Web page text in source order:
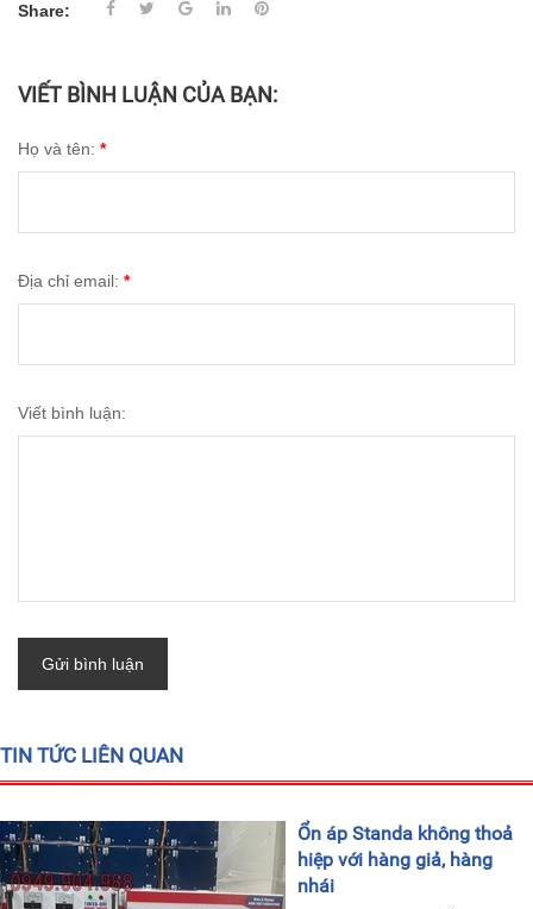
Share:
VIẾT BÌNH LUẬN CỦA BẠN:
Họ và tên: *
Địa chỉ email: *
Viết bình luận:
Gửi bình luận
TIN TỨC LIÊN QUAN
Ổn áp Standa không thoả
hiệp với hàng giả, hàng
nhái